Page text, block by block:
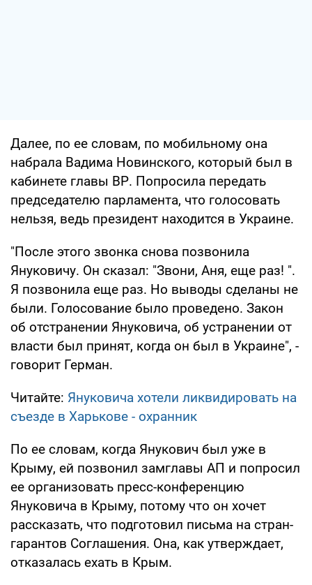
Далее, по ее словам, по мобильному она
набрала Вадима Новинского, который был в
кабинете главы ВР. Попросила передать
председателю парламента, что голосовать
нельзя, ведь президент находится в Украине.
"После этого звонка снова позвонила
Януковичу. Он сказал: "Звони, Аня, еще раз! ".
Я позвонила еще раз. Но выводы сделаны не
были. Голосование было проведено. Закон
об отстранении Януковича, об устранении от
власти был принят, когда он был в Украине", -
говорит Герман.
Читайте: Януковича хотели ликвидировать на
съезде в Харькове - охранник
По ее словам, когда Янукович был уже в
Крыму, ей позвонил замглавы АП и попросил
ее организовать пресс-конференцию
Януковича в Крыму, потому что он хочет
рассказать, что подготовил письма на стран-
гарантов Соглашения. Она, как утверждает,
отказалась ехать в Крым.